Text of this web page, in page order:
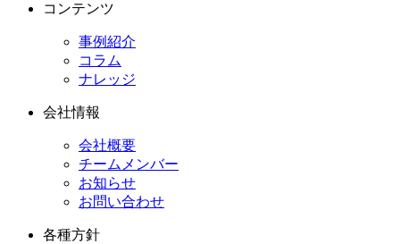
コンテンツ
事例紹介
コラム
ナレッジ
会社情報
会社概要
チームメンバー
お知らせ
お問い合わせ
各種方針